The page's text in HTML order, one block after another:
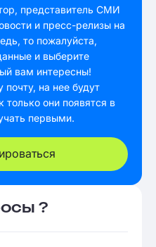
представитель СМИ
и пресс-релизы на
то пожалуйста,
и выберите
вам интересны!
на нее будут
только они появятся в
первыми.
?